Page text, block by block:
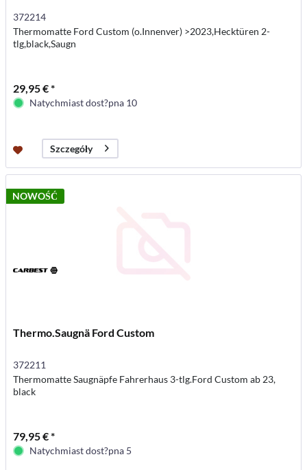
372214
Thermomatte Ford Custom (o.Innenver) >2023,Hecktüren 2-
tlg,black,Saugn
29,95 € *
Natychmiast dost?pna 10
Szczegóły
NOWOŚĆ
Thermo.Saugnä Ford Custom
372211
Thermomatte Saugnäpfe Fahrerhaus 3-tlg.Ford Custom ab 23,
black
79,95 € *
Natychmiast dost?pna 5